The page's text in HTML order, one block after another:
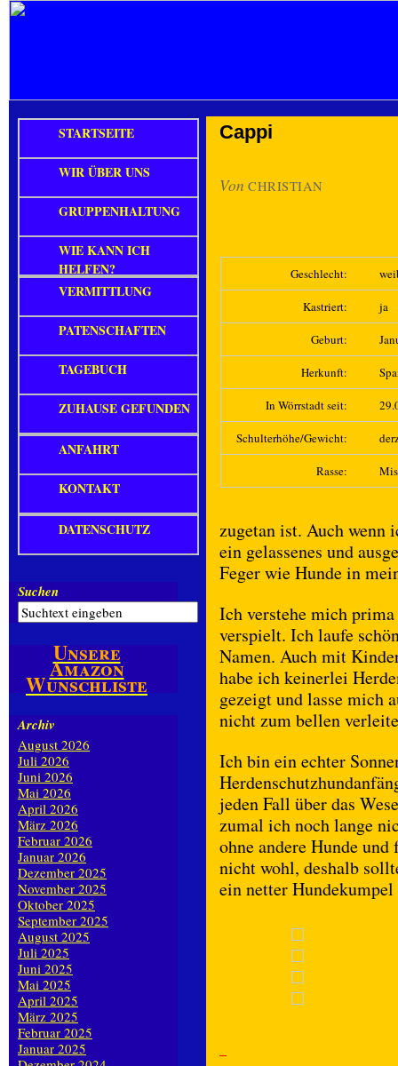
Cappi
Von CHRISTIAN
Geschlecht:
Kastriert: ja
Geburt:
Herkunft:
In Wörrstadt seit:
Schulterhöhe/Gewicht:
Rasse:
zugetan ist. Auch wenn
ein gelassenes und
Feger wie Hunde in
Ich verstehe mich
verspielt. Ich laufe
Namen. Auch mit
habe ich keinerlei
gezeigt und lasse mich
nicht zum bellen
Ich bin ein echter
jeden Fall über das
zumal ich noch lange
ohne andere Hunde
nicht wohl, deshalb
ein netter Hundekumpel
STARTSEITE
WIR ÜBER UNS
GRUPPENHALTUNG
WIE KANN ICH
HELFEN?
VERMITTLUNG
PATENSCHAFTEN
TAGEBUCH
ZUHAUSE GEFUNDEN
ANFAHRT
KONTAKT
DATENSCHUTZ
Suchen
Unsere
Amazon
Wunschliste
Archiv
August 2026
Juli 2026
Juni 2026
Mai 2026
April 2026
März 2026
Februar 2026
Januar 2026
Dezember 2025
November 2025
Oktober 2025
September 2025
August 2025
Juli 2025
Juni 2025
Mai 2025
April 2025
März 2025
Februar 2025
Januar 2025